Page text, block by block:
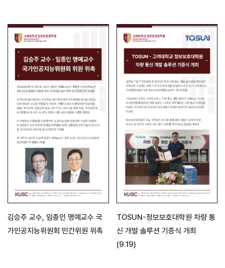
김승주 교수, 임종인 명예교수 국
가인공지능위원회 민간위원 위촉
TOSUN-정보보호대학원 차량 통
신 개발 솔루션 기증식 개최
(9.19)